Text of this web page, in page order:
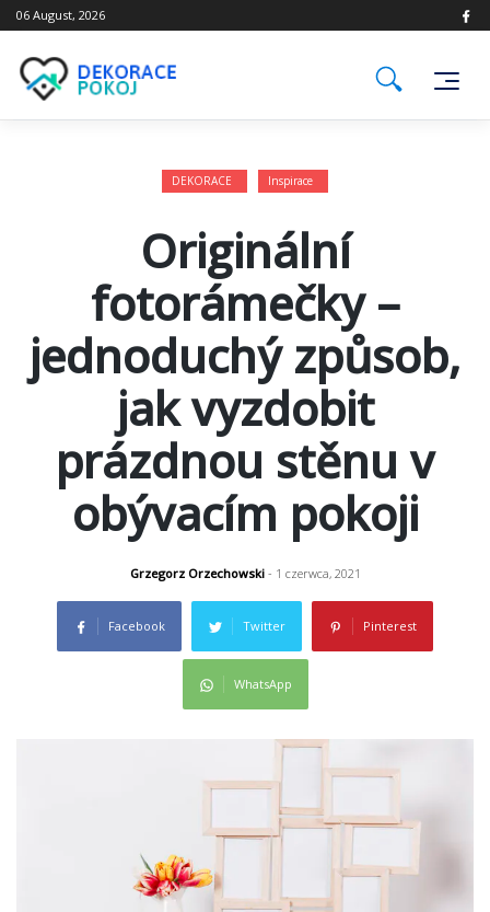
Skip
to
06 August, 2026
DEKORACE Inspirace
Originální
fotorámečky –
jednoduchý způsob,
jak vyzdobit
prázdnou stěnu v
obývacím pokoji
Grzegorz Orzechowski- 1 czerwca, 2021
Facebook Twitter Pinterest
WhatsApp